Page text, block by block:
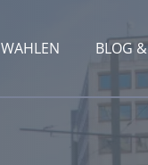
WAHLEN BLOG